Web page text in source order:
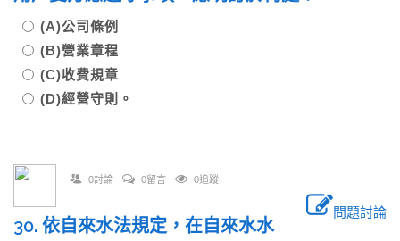
(A)公司條例
(B)營業章程
(C)收費規章
(D)經營守則。
0討論 0留言 0追蹤
問題討論
30. 依自來水法規定，在自來水水